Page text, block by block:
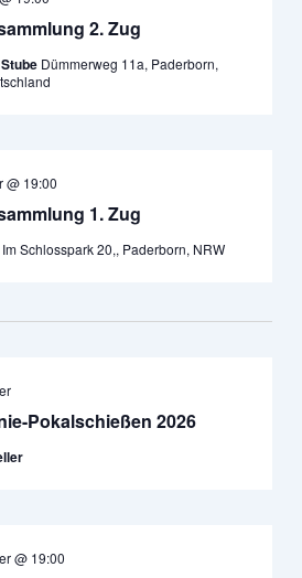
2. Zug
Dümmerweg 11a, Paderborn,
1. Zug
@ 19:00
Im Schlosspark 20,, Paderborn, NRW
Pokalschießen 2026
@ 19:00